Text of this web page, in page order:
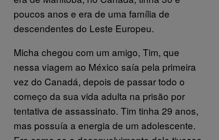
poucos anos e era de uma família de
descendentes do Leste Europeu.
Micha chegou com um amigo, Tim, que
nessa viagem ao México saía pela primeira
vez do Canadá, depois de passar todo o
começo da sua vida adulta na prisão por
tentativa de assassinato. Tim tinha 29 anos,
mas possuía a energia de um adolescente.